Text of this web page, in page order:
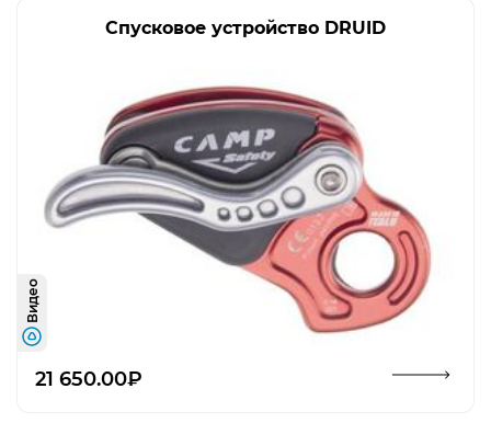
Спусковое устройство DRUID
Видео
21 650.00₽